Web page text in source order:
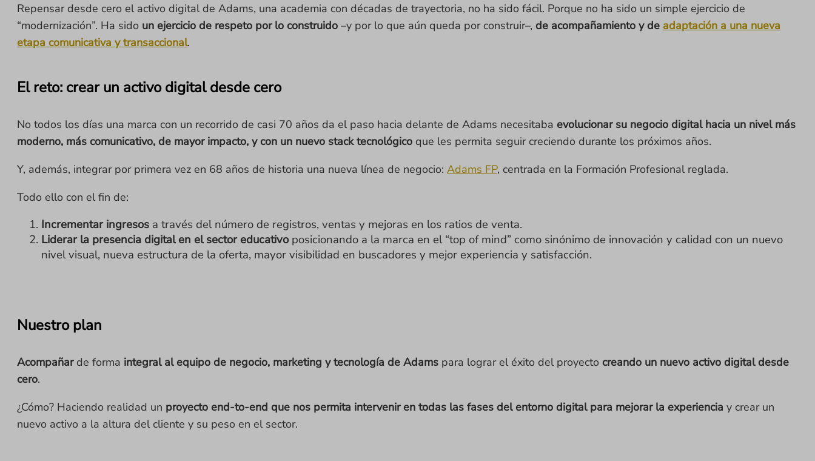
Repensar desde cero el activo digital de Adams, una academia con décadas de trayectoria, no ha sido fácil. Porque no ha sido un simple ejercicio de
“modernización”. Ha sido un ejercicio de respeto por lo construido –y por lo que aún queda por construir–, de acompañamiento y de adaptación a una nueva
etapa comunicativa y transaccional.
El reto: crear un activo digital desde cero
No todos los días una marca con un recorrido de casi 70 años da el paso hacia delante de Adams necesitaba evolucionar su negocio digital hacia un nivel más
moderno, más comunicativo, de mayor impacto, y con un nuevo stack tecnológico que les permita seguir creciendo durante los próximos años.
Y, además, integrar por primera vez en 68 años de historia una nueva línea de negocio: Adams FP, centrada en la Formación Profesional reglada.
Todo ello con el fin de:
Incrementar ingresos a través del número de registros, ventas y mejoras en los ratios de venta.
Liderar la presencia digital en el sector educativoposicionando a la marca en el “top of mind” como sinónimo de innovación y calidad con un nuevo
nivel visual, nueva estructura de la oferta, mayor visibilidad en buscadores y mejor experiencia y satisfacción.
Nuestro plan
Acompañarde forma integral al equipo de negocio, marketing y tecnología de Adams para lograr el éxito del proyecto creando un nuevo activo digital desde
cero.
¿Cómo? Haciendo realidad un proyecto end-to-end que nos permita intervenir en todas las fases del entorno digital para mejorar la experiencia y crear un
nuevo activo a la altura del cliente y su peso en el sector.